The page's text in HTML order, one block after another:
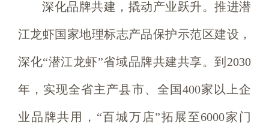
深化品牌共建，撬动产业跃升。推进潜
江龙虾国家地理标志产品保护示范区建设，
深化“潜江龙虾”省域品牌共建共享。到2030
年，实现全省主产县市、全国400家以上企
业品牌共用，“百城万店”拓展至6000家门